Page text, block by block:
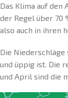
Das Klima auf den
der Regel über 70
also auch in ihren
Die
und üppig ist. Die
und April sind die